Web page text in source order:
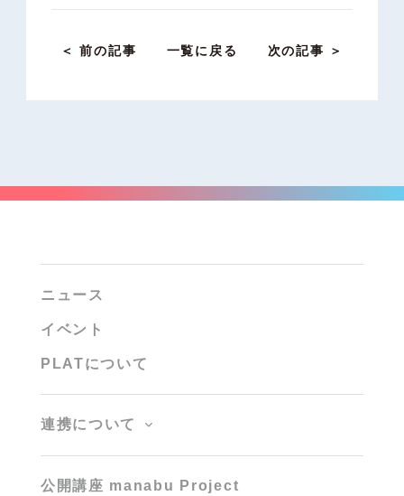
＜ 前の記事 一覧に戻る 次の記事 ＞
ニュース
イベント
PLATについて
連携について
公開講座 manabu Project